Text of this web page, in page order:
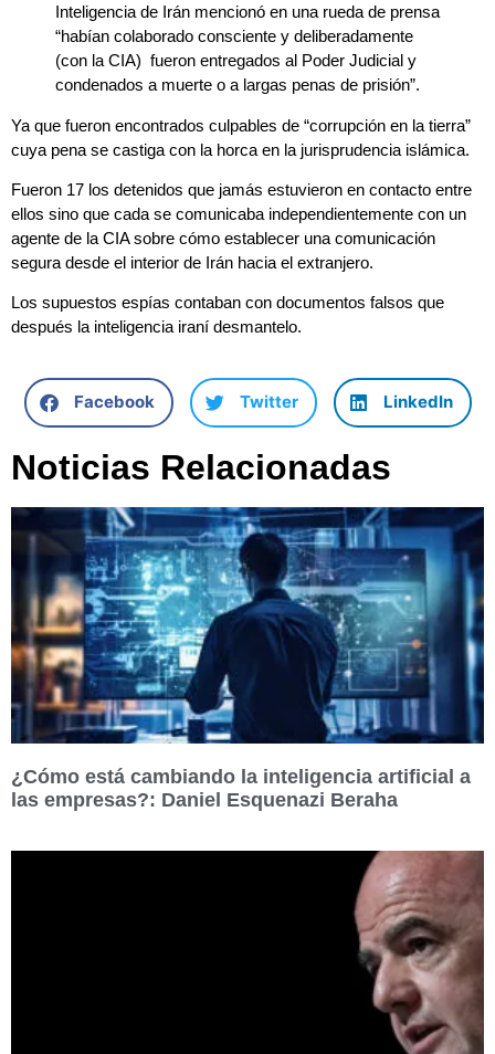
Inteligencia de Irán mencionó en una rueda de prensa
“habían colaborado consciente y deliberadamente
(con la CIA) fueron entregados al Poder Judicial y
condenados a muerte o a largas penas de prisión”.
Ya que fueron encontrados culpables de “corrupción en la tierra”
cuya pena se castiga con la horca en la jurisprudencia islámica.
Fueron 17 los detenidos que jamás estuvieron en contacto entre
ellos sino que cada se comunicaba independientemente con un
agente de la CIA sobre cómo establecer una comunicación
segura desde el interior de Irán hacia el extranjero.
Los supuestos espías contaban con documentos falsos que
después la inteligencia iraní desmantelo.
Facebook Twitter LinkedIn
Noticias Relacionadas
¿Cómo está cambiando la inteligencia artificial a
las empresas?: Daniel Esquenazi Beraha